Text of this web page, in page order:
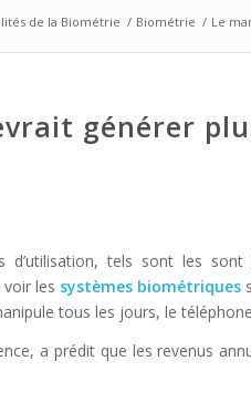
de la Biométrie / Biométrie / Le
générer
tels sont les sont
les systèmes biométriques
tous les jours, le
a prédit que les revenus